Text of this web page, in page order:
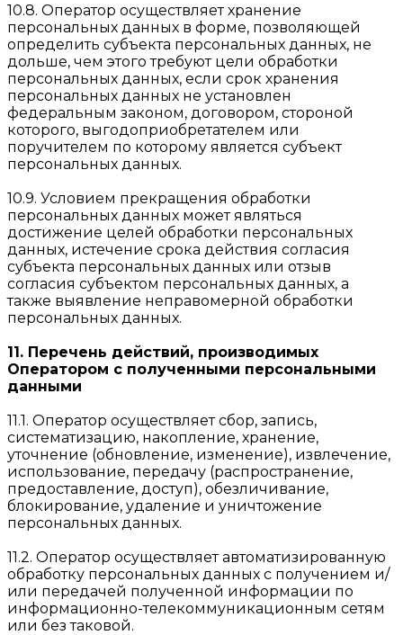
10.8. Оператор осуществляет хранение
персональных данных в форме, позволяющей
определить субъекта персональных данных, не
дольше, чем этого требуют цели обработки
персональных данных, если срок хранения
персональных данных не установлен
федеральным законом, договором, стороной
которого, выгодоприобретателем или
поручителем по которому является субъект
персональных данных.
10.9. Условием прекращения обработки
персональных данных может являться
достижение целей обработки персональных
данных, истечение срока действия согласия
субъекта персональных данных или отзыв
согласия субъектом персональных данных, а
также выявление неправомерной обработки
персональных данных.
11. Перечень действий, производимых
Оператором с полученными персональными
данными
11.1. Оператор осуществляет сбор, запись,
систематизацию, накопление, хранение,
уточнение (обновление, изменение), извлечение,
использование, передачу (распространение,
предоставление, доступ), обезличивание,
блокирование, удаление и уничтожение
персональных данных.
11.2. Оператор осуществляет автоматизированную
обработку персональных данных с получением и/
или передачей полученной информации по
информационно-телекоммуникационным сетям
или без таковой.